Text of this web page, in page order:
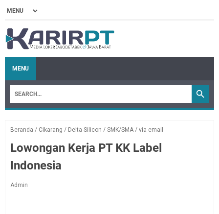
MENU
Beranda / Cikarang / Delta Silicon / SMK/SMA / via email
Lowongan Kerja PT KK Label
Indonesia
Admin